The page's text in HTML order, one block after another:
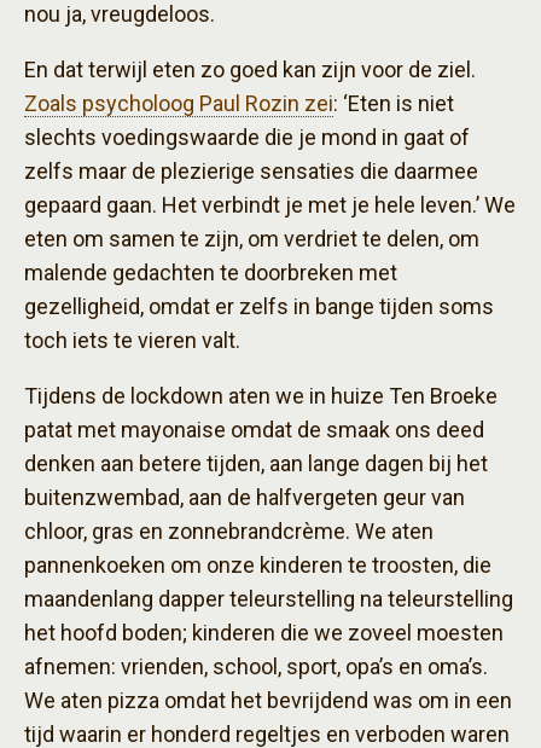
nou ja, vreugdeloos.
En dat terwijl eten zo goed kan zijn voor de ziel.
Zoals psycholoog Paul Rozin zei: ‘Eten is niet
slechts voedingswaarde die je mond in gaat of
zelfs maar de plezierige sensaties die daarmee
gepaard gaan. Het verbindt je met je hele leven.’ We
eten om samen te zijn, om verdriet te delen, om
malende gedachten te doorbreken met
gezelligheid, omdat er zelfs in bange tijden soms
toch iets te vieren valt.
Tijdens de lockdown aten we in huize Ten Broeke
patat met mayonaise omdat de smaak ons deed
denken aan betere tijden, aan lange dagen bij het
buitenzwembad, aan de halfvergeten geur van
chloor, gras en zonnebrandcrème. We aten
pannenkoeken om onze kinderen te troosten, die
maandenlang dapper teleurstelling na teleurstelling
het hoofd boden; kinderen die we zoveel moesten
afnemen: vrienden, school, sport, opa’s en oma’s.
We aten pizza omdat het bevrijdend was om in een
tijd waarin er honderd regeltjes en verboden waren